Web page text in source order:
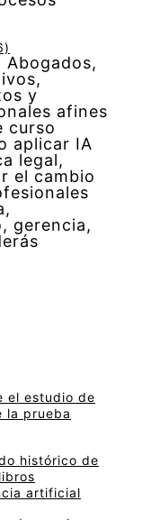
Abogados,
y
afines
curso
aplicar IA
legal,
el cambio
gerencia,
el estudio de
la prueba
histórico de
artificial